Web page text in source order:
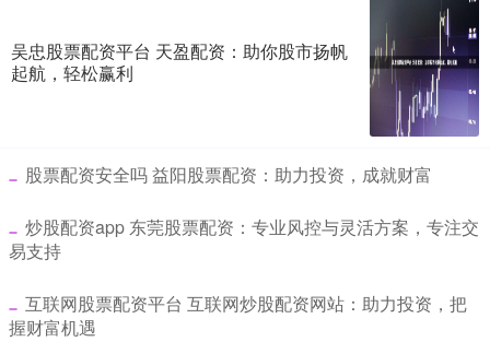
吴忠股票配资平台 天盈配资：助你股市扬帆
起航，轻松赢利
​股票配资安全吗 益阳股票配资：助力投资，成就财富
​炒股配资app 东莞股票配资：专业风控与灵活方案，专注交
易支持
​互联网股票配资平台 互联网炒股配资网站：助力投资，把
握财富机遇